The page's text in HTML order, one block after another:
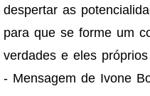
despertar as
para que se forme um
verdades e eles
- Mensagem de Ivone